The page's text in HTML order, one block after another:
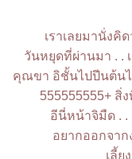
เราเลยมานั่งคิ
วันหยุดที่ผ่านมา . .
คุณขา อิชั้นไปปีนต้นไ
555555555+ สิ่
อีนี่หน้าจิมืด .
อยากออกจาก
เลี้ย